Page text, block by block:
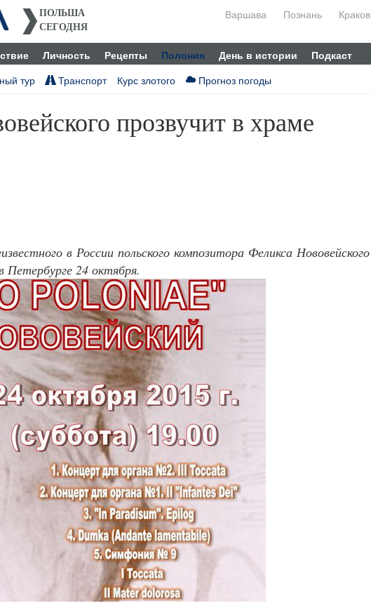
ПОЛЬША
СЕГОДНЯ
Варшава Познань Краков
Личность Рецепты Полония День в истории
Подкаст
тур Транспорт Курс злотого Прогноз погоды
прозвучит в храме
в России польского композитора Феликса Нововейского
Петербурге 24 октября.